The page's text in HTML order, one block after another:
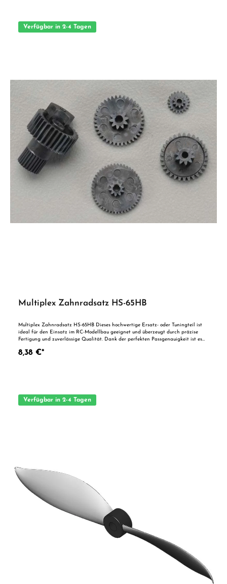
Verfügbar in 2-4 Tagen
Multiplex Zahnradsatz HS-65HB
Multiplex Zahnradsatz HS-65HB Dieses hochwertige Ersatz- oder Tuningteil ist
ideal für den Einsatz im RC-Modellbau geeignet und überzeugt durch präzise
Fertigung und zuverlässige Qualität. Dank der perfekten Passgenauigkeit ist es
einen Blick: Passgenaue Verarbeitung Geeignet für anspruchsvolle Modellbauer
8,38 €*
Verfügbar in 2-4 Tagen